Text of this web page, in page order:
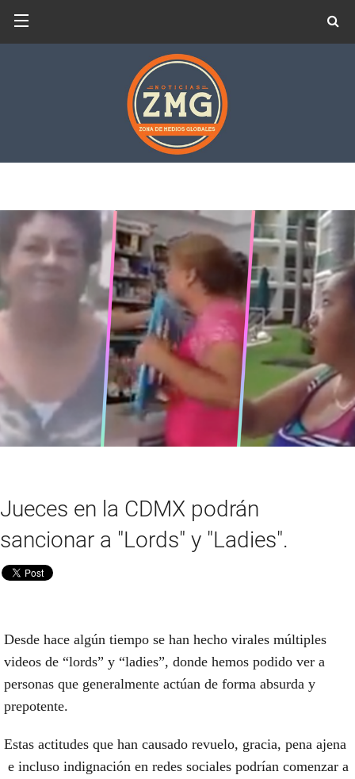
Jueces en la CDMX podrán
sancionar a "Lords" y "Ladies".
Desde hace algún tiempo se han hecho virales múltiples
videos de “lords” y “ladies”, donde hemos podido ver a
personas que generalmente actúan de forma absurda y
prepotente.
Estas actitudes que han causado revuelo, gracia, pena ajena
e incluso indignación en redes sociales podrían comenzar a